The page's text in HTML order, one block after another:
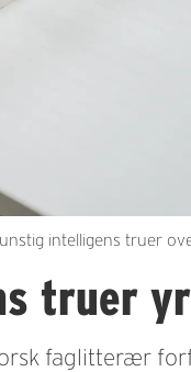
intelligens truer
truer
faglitterær